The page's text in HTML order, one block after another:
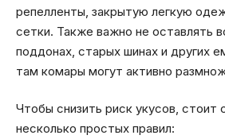
репелленты, закрытую легкую
сетки. Также важно не оставлять
поддонах, старых шинах и других
там комары могут активно
Чтобы снизить риск укусов, стоит
несколько простых правил: